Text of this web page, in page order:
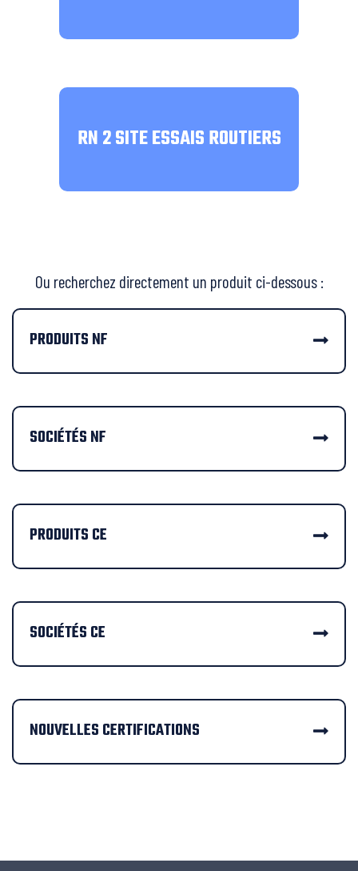
RN 2 SITE ESSAIS ROUTIERS
Ou recherchez directement un produit ci-dessous :
PRODUITS NF
SOCIÉTÉS NF
PRODUITS CE
SOCIÉTÉS CE
NOUVELLES CERTIFICATIONS